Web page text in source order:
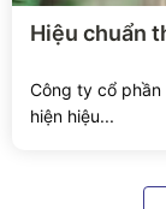
Xem chi tiết
Hiệu chuẩn
Công ty cổ
hiện hiệu...